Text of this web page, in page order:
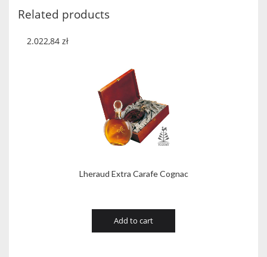
quantity
Related products
Lheraud Extra Carafe Cognac
2.022,84 zł
Add to cart